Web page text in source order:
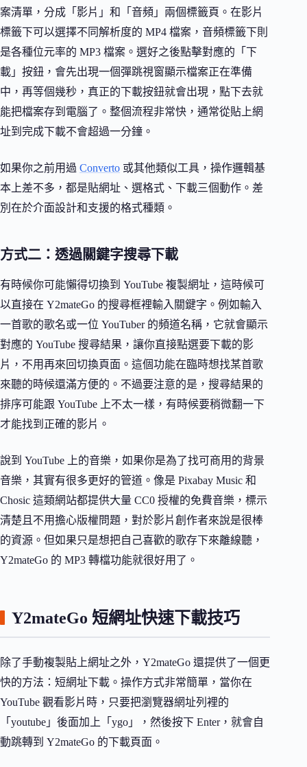
案清單，分成「影片」和「音頻」兩個標籤頁。在影片
標籤下可以選擇不同解析度的 MP4 檔案，音頻標籤下則
是各種位元率的 MP3 檔案。選好之後點擊對應的「下
載」按鈕，會先出現一個彈跳視窗顯示檔案正在準備
中，再等個幾秒，真正的下載按鈕就會出現，點下去就
能把檔案存到電腦了。整個流程非常快，通常從貼上網
址到完成下載不會超過一分鐘。
如果你之前用過 Converto 或其他類似工具，操作邏輯基
本上差不多，都是貼網址、選格式、下載三個動作。差
別在於介面設計和支援的格式種類。
方式二：透過關鍵字搜尋下載
有時候你可能懶得切換到 YouTube 複製網址，這時候可
以直接在 Y2mateGo 的搜尋框裡輸入關鍵字。例如輸入
一首歌的歌名或一位 YouTuber 的頻道名稱，它就會顯示
對應的 YouTube 搜尋結果，讓你直接點選要下載的影
片，不用再來回切換頁面。這個功能在臨時想找某首歌
來聽的時候還滿方便的。不過要注意的是，搜尋結果的
排序可能跟 YouTube 上不太一樣，有時候要稍微翻一下
才能找到正確的影片。
說到 YouTube 上的音樂，如果你是為了找可商用的背景
音樂，其實有很多更好的管道。像是 Pixabay Music 和
Chosic 這類網站都提供大量 CC0 授權的免費音樂，標示
清楚且不用擔心版權問題，對於影片創作者來說是很棒
的資源。但如果只是想把自己喜歡的歌存下來離線聽，
Y2mateGo 的 MP3 轉檔功能就很好用了。
Y2mateGo 短網址快速下載技巧
除了手動複製貼上網址之外，Y2mateGo 還提供了一個更
快的方法：短網址下載。操作方式非常簡單，當你在
YouTube 觀看影片時，只要把瀏覽器網址列裡的
「youtube」後面加上「ygo」，然後按下 Enter，就會自
動跳轉到 Y2mateGo 的下載頁面。